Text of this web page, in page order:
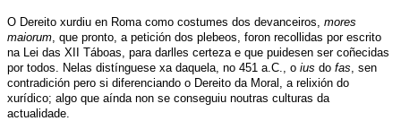
O Dereito xurdiu en Roma como costumes dos devanceiros, mores
maiorum , que pronto, a petición dos plebeos, foron recollidas por escrito
na Lei das XII Táboas, para darlles certeza e que puidesen ser coñecidas
por todos. Nelas distínguese xa daquela, no 451 a.C., o ius do fas , sen
contradición pero si diferenciando o Dereito da Moral, a relixión do
xurídico; algo que aínda non se conseguiu noutras culturas da
actualidade.